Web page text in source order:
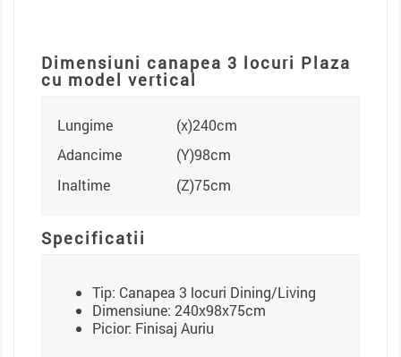
Dimensiuni canapea 3 locuri Plaza
cu model vertical
Lungime
(x)240cm
Adancime
(Y)98cm
Inaltime
(Z)75cm
Specificatii
Tip: Canapea 3 locuri Dining/Living
Dimensiune: 240x98x75cm
Picior: Finisaj Auriu